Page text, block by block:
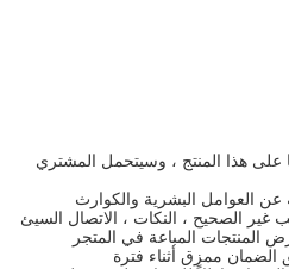
أن نعد بضمان لمدة 90 يومًا على هذا المنتج ، وسيتحمل المشتري
العوامل البشرية والكوارث
غير الصحيح ، النكات ، الاتصال السيئ
المنتجات المباعة في المتجر
ممزق أثناء فترة